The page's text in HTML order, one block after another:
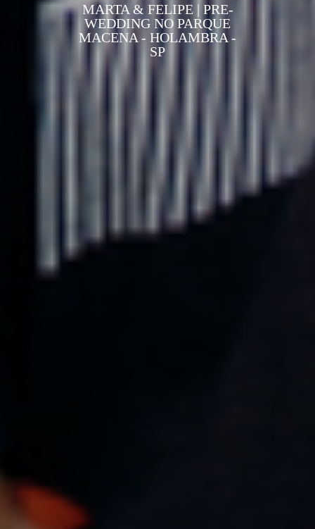
MARTA & FELIPE | PRE-
WEDDING NO PARQUE
MACENA - HOLAMBRA -
SP